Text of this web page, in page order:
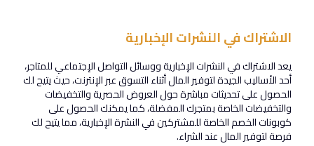
الاشتراك في النشرات الإخبارية
يعد الاشتراك في النشرات الإخبارية ووسائل التواصل الإجتماعي للمتاجر،
أحد الأساليب الجيدة لتوفير المال أثناء التسوق عبر الإنترنت، حيث يتيح لك
الحصول على تحديثات مباشرة حول العروض الحصرية والتخفيضات
والتخفيضات الخاصة بمتجرك المفضلة، كما يمكنك الحصول على
كوبونات الخصم الخاصة للمشتركين في النشرة الإخبارية، مما يتيح لك
فرصة لتوفير المال عند الشراء.